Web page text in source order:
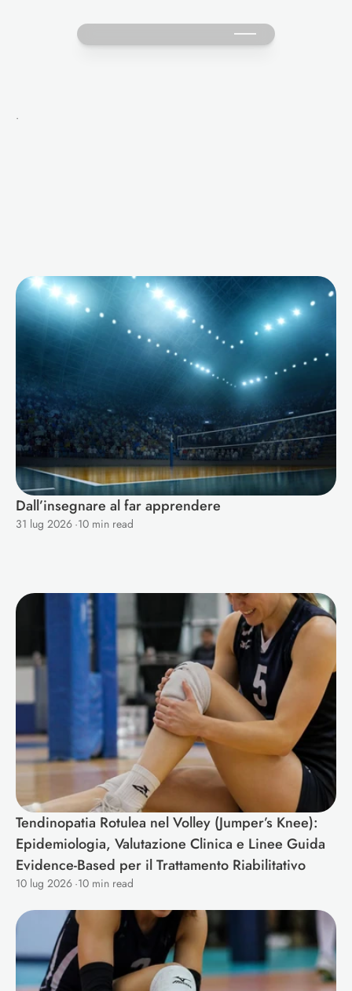
·
MoreBlogsforYou
Dall’insegnare al far apprendere
31 lug 2026 ·10 min read
Tendinopatia Rotulea nel Volley (Jumper’s Knee):
Epidemiologia, Valutazione Clinica e Linee Guida
Evidence-Based per il Trattamento Riabilitativo
10 lug 2026 ·10 min read